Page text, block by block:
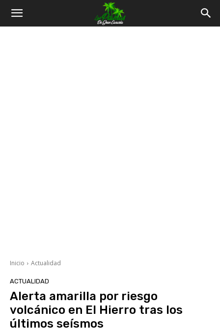
Inicio Actualidad
ACTUALIDAD
Alerta amarilla por riesgo
volcánico en El Hierro tras los
últimos seísmos